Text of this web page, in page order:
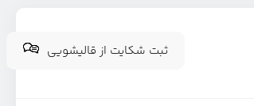
ثبت شکایت از قالیشویی